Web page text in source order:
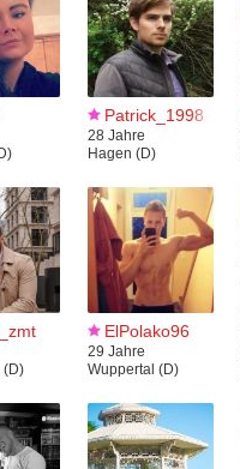
Patrick_1998
28 Jahre
Hagen (D)
(D)
ElPolako96
29 Jahre
Wuppertal (D)